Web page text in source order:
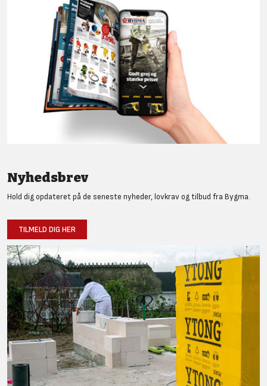
Nyhedsbrev
Hold dig opdateret på de seneste nyheder, lovkrav og tilbud fra Bygma.
TILMELD DIG HER